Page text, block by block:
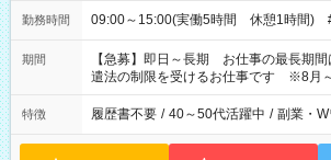
勤務時間 09:00～15:00(実働5時間 休憩1時間)
期間
【急募】即日～長期 お仕事の最長期
遣法の制限を受けるお仕事です ※8月
特徴 履歴書不要 / 40～50代活躍中 / 副業・